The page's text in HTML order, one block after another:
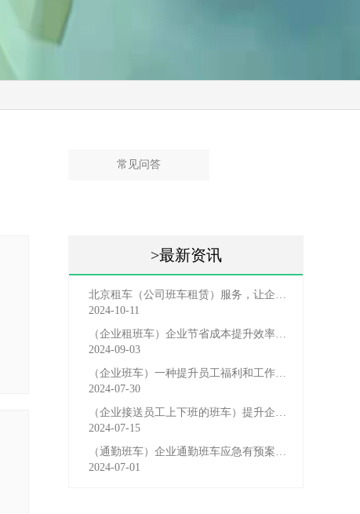
常见问答
>最新资讯
北京租车（公司班车租赁）服务，让企业员工出行更轻松
2024-10-11
（企业租班车）企业节省成本提升效率选择，租班车注意事
2024-09-03
（企业班车）一种提升员工福利和工作效率的重要工具
2024-07-30
（企业接送员工上下班的班车）提升企业形象与员工福利的
2024-07-15
（通勤班车）企业通勤班车应急有预案，啥事也不怕
2024-07-01